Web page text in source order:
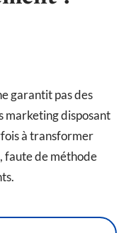
garantit pas des
marketing disposant
à transformer
faute de méthode